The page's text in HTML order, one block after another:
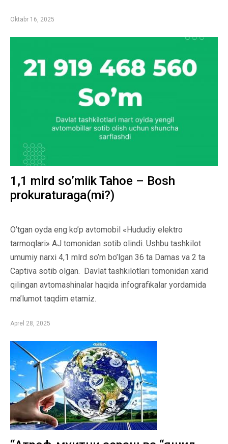
Oktabr 16, 2025
1,1 mlrd so’mlik Tahoe – Bosh
prokuraturaga(mi?)
O’tgan oyda eng ko’p avtomobil «Hududiy elektro
tarmoqlari» AJ tomonidan sotib olindi. Ushbu tashkilot
umumiy narxi 4,1 mlrd so’m bo’lgan 36 ta Damas va 2 ta
Captiva sotib olgan. Davlat tashkilotlari tomonidan xarid
qilingan avtomashinalar haqida infografikalar yordamida
ma’lumot taqdim etamiz.
Aprel 28, 2025